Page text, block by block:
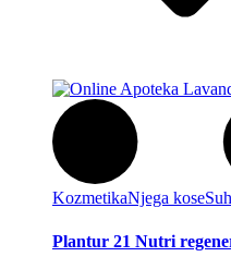
KozmetikaNjega kose
Plantur 21 Nutri